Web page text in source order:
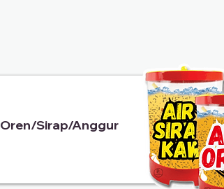
Oren/Sirap/Anggur